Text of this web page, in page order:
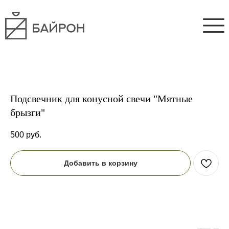
Подсвечник для конусной свечи "Мятные
брызги"
500 руб.
Добавить в корзину